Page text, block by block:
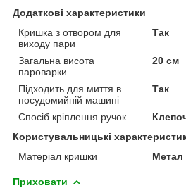
Додаткові характеристики
Кришка з отвором для
виходу пари
Так
Загальна висота
пароварки
20 см
Підходить для миття в
посудомийній машині
Так
Спосіб кріплення ручок
Користувальницькі
Матеріал кришки
Метал
Приховати